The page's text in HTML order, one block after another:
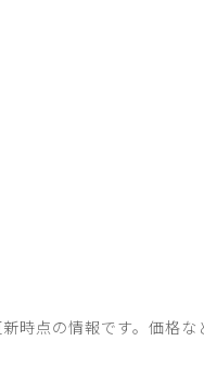
時点の情報です。価格な